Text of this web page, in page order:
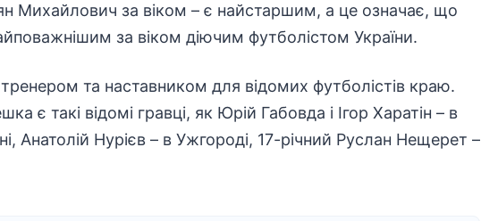
Михайлович за віком – є найстаршим, а це означає, що
за віком діючим футболістом України.
та наставником для відомих футболістів краю.
такі відомі гравці, як Юрій Габовда і Ігор Харатін – в
Анатолій Нурієв – в Ужгороді, 17-річний Руслан Нещерет –